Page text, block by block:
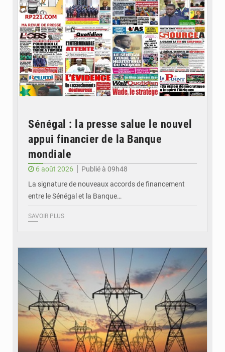
Sénégal : la presse salue le nouvel
appui financier de la Banque
mondiale
6 août 2026
Publié à 09h48
La signature de nouveaux accords de financement
entre le Sénégal et la Banque…
SAVOIR PLUS